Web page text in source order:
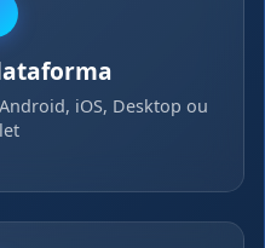
iOS, Desktop ou